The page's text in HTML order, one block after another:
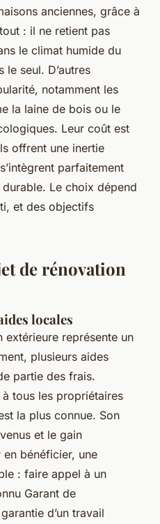
anciennes, grâce à
: il ne retient pas
le climat humide du
le seul. D’autres
notamment les
la laine de bois ou le
Leur coût est
offrent une inertie
parfaitement
Le choix dépend
et des objectifs
de rénovation
locales
extérieure représente un
plusieurs aides
partie des frais.
tous les propriétaires
la plus connue. Son
et le gain
bénéficier, une
: faire appel à un
Garant de
d’un travail